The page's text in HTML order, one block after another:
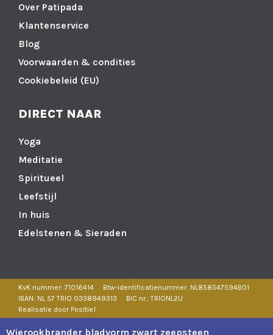
Over Patipada
Klantenservice
Blog
Voorwaarden & condities
Cookiebeleid (EU)
DIRECT NAAR
Yoga
Meditatie
Spiritueel
Leefstijl
In huis
Edelstenen & Sieraden
KvK nummer: 71016414
Btw-identificatienummer: NL858547594B01
IBAN: NL 57 TRIO 0338949313
BIC nr.: TRIONL2U
Realisatie door Positie1
Wierookbrander bladvorm zwart zeepsteen